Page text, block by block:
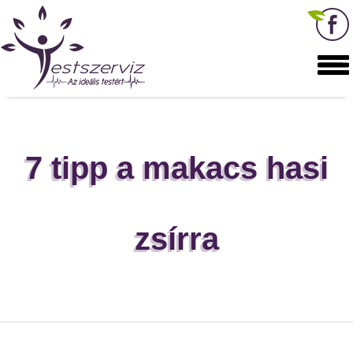
7 tipp a makacs hasi
zsírra